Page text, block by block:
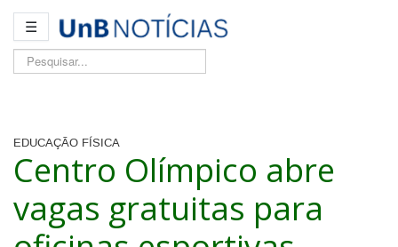
☰
Pesquisar...
EDUCAÇÃO FÍSICA
Centro Olímpico abre
vagas gratuitas para